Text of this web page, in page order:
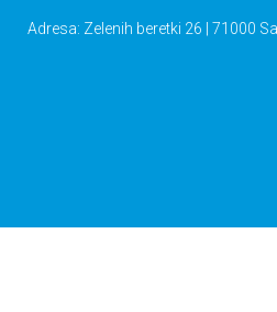
Adresa: Zelenih beretki 26 | 71000